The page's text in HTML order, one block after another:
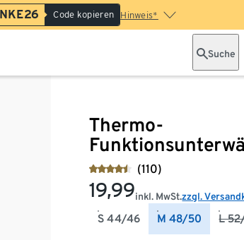
Code kopieren Hinweis*
Suche
Thermo-
(110)
19,99inkl. MwSt.zzgl.
S 44/46 M 48/50 L